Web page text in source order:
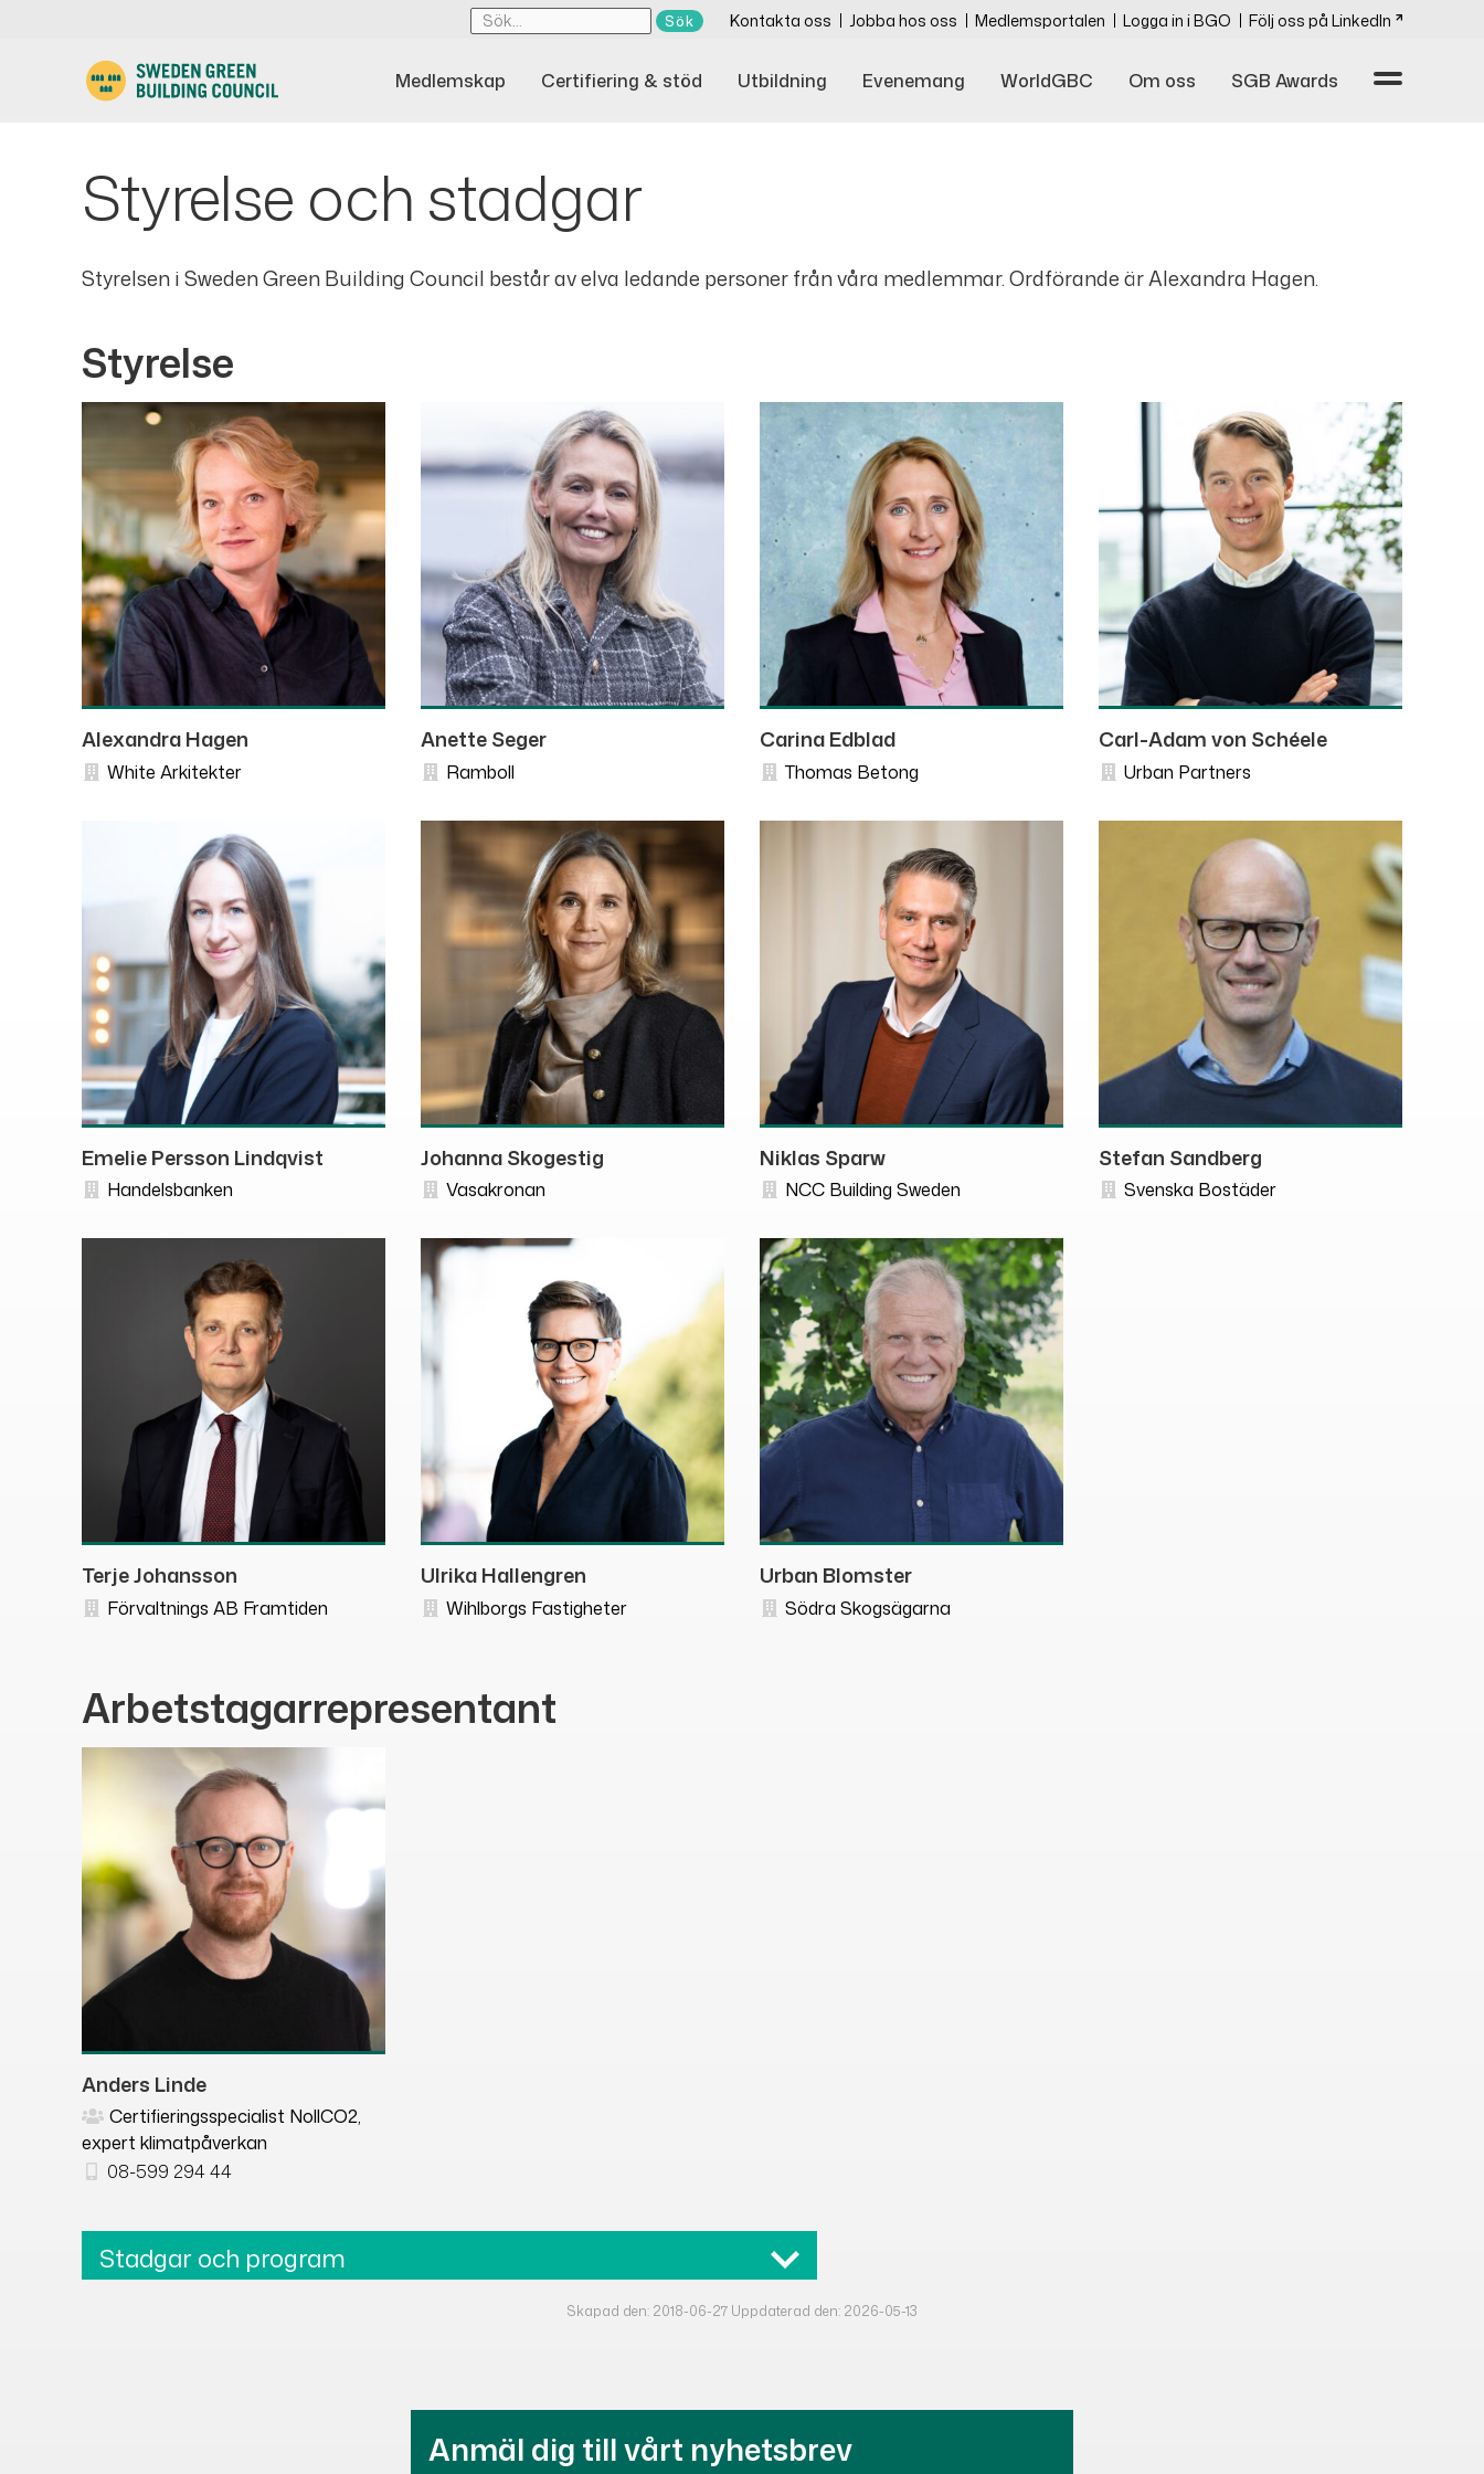
Kontakta oss Jobba hos oss Medlemsportalen Logga in i BGO Följ oss på LinkedIn
Medlemskap Certifiering & stöd Utbildning Evenemang WorldGBC Om oss SGB Awards
Styrelse och stadgar
Styrelsen i Sweden Green Building Council består av elva ledande personer från våra medlemmar. Ordförande är Alexandra Hagen.
Styrelse
Alexandra Hagen
White Arkitekter
Anette Seger
Ramboll
Carina Edblad
Thomas Betong
Carl-Adam von Schéele
Urban Partners
Emelie Persson Lindqvist
Handelsbanken
Johanna Skogestig
Vasakronan
Niklas Sparw
NCC Building Sweden
Stefan Sandberg
Svenska Bostäder
Terje Johansson
Förvaltnings AB Framtiden
Ulrika Hallengren
Wihlborgs Fastigheter
Urban Blomster
Södra Skogsägarna
Arbetstagarrepresentant
Anders Linde
Certifieringsspecialist NollCO2,
expert klimatpåverkan
08-599 294 44
Stadgar och program
Stadgar för Sweden Green
Program för 2025-2029
Skapad den: 2018-06-27 Uppdaterad den: 2026-05-13
Anmäl dig till vårt nyhetsbrev